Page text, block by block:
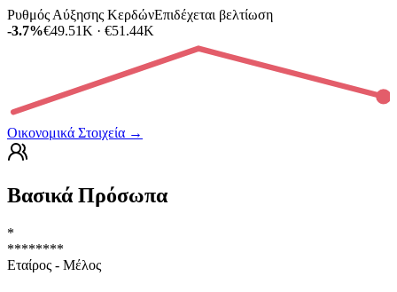
Ρυθμός Αύξησης ΚερδώνΕπιδέχεται βελτίωση
-3.7%€49.51K · €51.44K
Οικονομικά Στοιχεία →
Βασικά Πρόσωπα
*
********
Εταίρος - Μέλος